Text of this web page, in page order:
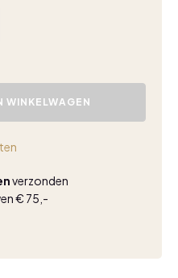
WINKELWAGEN
verzonden
€ 75,-